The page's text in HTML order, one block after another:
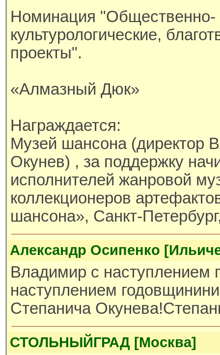
Номинация "Общественно-
культурологические,
проекты".
«Алмазный Дюк»
Награждается:
Музей шансона (директор
Окунев) , за поддержку
исполнителей жанровой
коллекционеров
шансона», Санкт-
Александр Осипенко
Владимир с наступлением
наступлением
Степанича
СТОЛЬНЫЙГРАД [Москва]